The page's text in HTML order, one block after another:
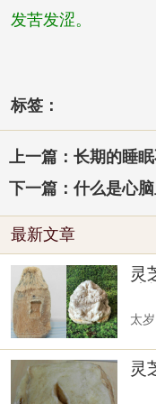
发苦发涩。
标签：
上一篇：长期的睡
下一篇：什么是心
最新文章
灵
太
灵